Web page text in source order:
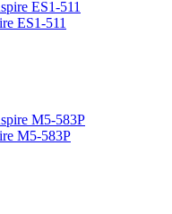
ES1-511
M5-583P